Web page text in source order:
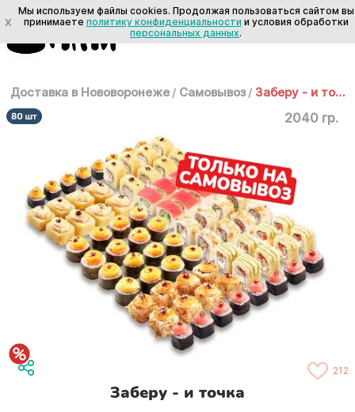
Доставка в Нововоронеже / Самовывоз / Заберу - и точка
2040 гр.
212
Заберу - и точка
X
Мы используем файлы cookies. Продолжая пользоваться сайтом вы
принимаете политику конфиденциальности и условия обработки
персональных данных.